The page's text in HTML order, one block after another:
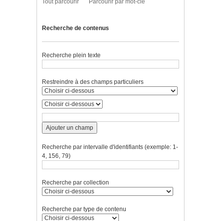
Tout parcourir Parcourir par mot-clé
Recherche de contenus
Recherche plein texte
Restreindre à des champs particuliers
Ajouter un champ
Recherche par intervalle d'identifiants (exemple: 1-
4, 156, 79)
Recherche par collection
Recherche par type de contenu